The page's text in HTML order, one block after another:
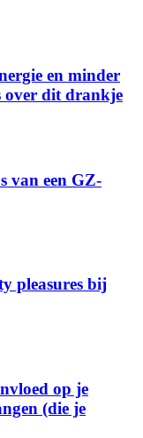
en minder
over dit drankje
van een GZ-
pleasures bij
op je
(die je